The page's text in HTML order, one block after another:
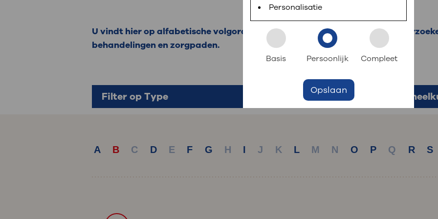
Uw bezoek aan OLVG
Uw verblijf in OLVG
steeds verder uit, zodat u zelf meer digitaal kunt regelen. Met MijnOLVG kunnen
Direct naar MijnOLVG Lees meer
U vindt hier op alfabetische volgorde informatie over aandoeningen,
behandelingen en zorgpaden.
Filter op Type
A B C D E F G H I J K L M N O P Q R S
Personalisatie
Basis Persoonlijk Compleet
Opslaan